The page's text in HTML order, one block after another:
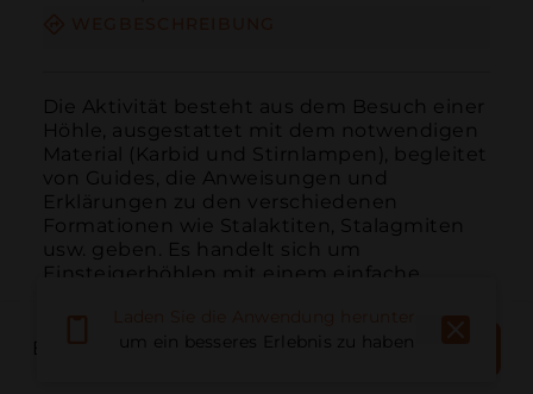
Die Aktivität besteht aus dem Besuch einer
Höhle, ausgestattet mit dem notwendigen
Material (Karbid und Stirnlampen), begleitet
von Guides, die Anweisungen und
Erklärungen zu den verschiedenen
Formationen wie Stalaktiten, Stalagmiten
usw. geben. Es handelt sich um
Einsteigerhöhlen mit einem einfache...
BOOK PLACE
JETZT
um ein besseres Erlebnis zu haben